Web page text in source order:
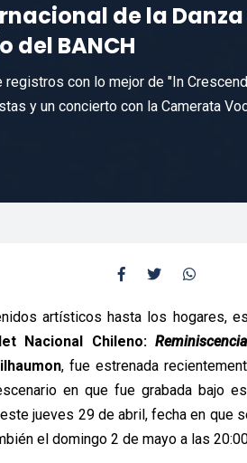
de la
BANCH
con lo mejor de "In
y un concierto con la Camerata
artísticos hasta los hogares,
Nacional Chileno:
, fue estrenada
en que fue grabada bajo
jueves 29 de abril, fecha en que
el domingo 2 de mayo a las